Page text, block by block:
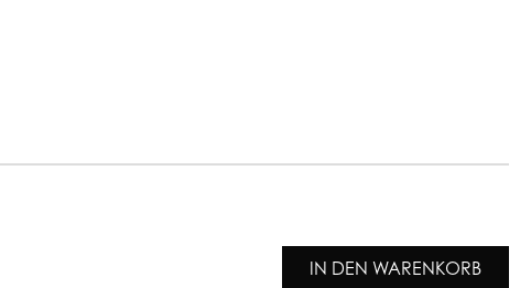
IN DEN WARENKORB